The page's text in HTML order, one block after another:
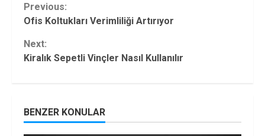
Continue
Previous:
Ofis Koltukları Verimliliği Artırıyor
Next:
Kiralık Sepetli Vinçler Nasıl Kullanılır
BENZER KONULAR